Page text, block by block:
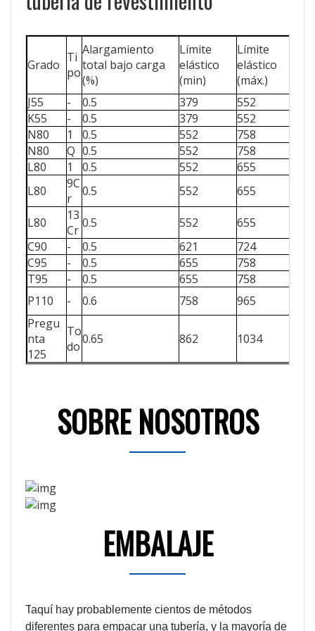
Grado Ti
po
Alargamiento
total bajo carga
(%)
Límite
elástico
(min)
Límite
elástico
(máx.)
J55
- 0.5 379 552
K55
- 0.5 379 552
N80
1 0.5 552 758
N80
Q 0.5 552 758
L80
1 0.5 552 655
L80
9C
r
0.5 552 655
L80
13
Cr 0.5 552 655
C90
- 0.5 621 724
C95
- 0.5 655 758
T95
- 0.5 655 758
P110
- 0.6 758 965
Pregu
nta
125
To
do0.65 862 1034
SOBRE NOSOTROS
EMBALAJE
Taquí hay probablemente cientos de métodos
diferentes para empacar una tubería, y la mayoría de